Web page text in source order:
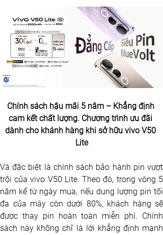
Chính sách hậu mãi 5 năm – Khẳng định
cam kết chất lượng. Chương trình ưu đãi
dành cho khánh hàng khi sở hữu vivo V50
Lite
Và đặc biệt là chính sách bảo hành pin vượt
trội của vivo V50 Lite. Theo đó, trong vòng 5
năm kể từ ngày mua, nếu dung lượng pin tối
đa của máy còn dưới 80%, khách hàng sẽ
được thay pin hoàn toàn miễn phí. Chính
sách này không chỉ là lời khẳng định mạnh